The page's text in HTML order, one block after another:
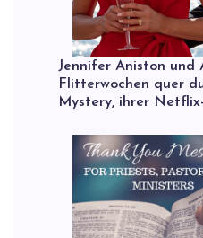
Jennifer Aniston und
Flitterwochen quer
Mystery, ihrer